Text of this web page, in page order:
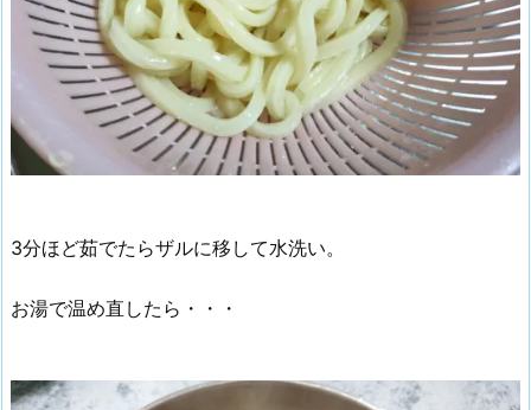
3分ほど茹でたらザルに移して水洗い。
お湯で温め直したら・・・